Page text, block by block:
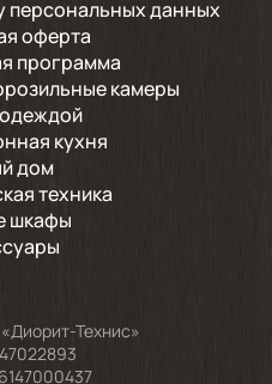
персональных данных
оферта
программа
камеры
кухня
дом
техника
шкафы
Технис»